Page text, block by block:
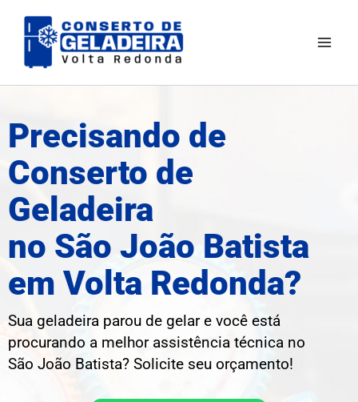
para
Precisando de
Conserto de
Geladeira
no São João Batista
em Volta Redonda?
Sua geladeira parou de gelar e você está
procurando a melhor assistência técnica no
São João Batista? Solicite seu orçamento!